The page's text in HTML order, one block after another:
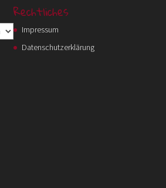
Rechtliches
Impressum
Datenschutzerklärung